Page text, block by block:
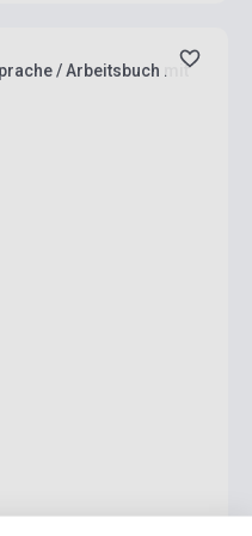
/ Arbeitsbuch mit